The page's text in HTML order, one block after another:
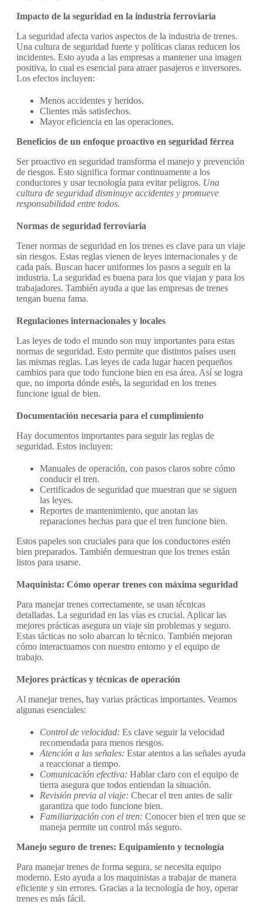
Impacto de la seguridad en la industria ferroviaria
La seguridad afecta varios aspectos de la industria de trenes.
Una cultura de seguridad fuerte y políticas claras reducen los
incidentes. Esto ayuda a las empresas a mantener una imagen
positiva, lo cual es esencial para atraer pasajeros e inversores.
Los efectos incluyen:
Menos accidentes y heridos.
Clientes más satisfechos.
Mayor eficiencia en las operaciones.
Beneficios de un enfoque proactivo en seguridad férrea
Ser proactivo en seguridad transforma el manejo y prevención
de riesgos. Esto significa formar continuamente a los
conductores y usar tecnología para evitar peligros. Una
cultura de seguridad disminuye accidentes y promueve
responsabilidad entre todos.
Normas de seguridad ferroviaria
Tener normas de seguridad en los trenes es clave para un viaje
sin riesgos. Estas reglas vienen de leyes internacionales y de
cada país. Buscan hacer uniformes los pasos a seguir en la
industria. La seguridad es buena para los que viajan y para los
trabajadores. También ayuda a que las empresas de trenes
tengan buena fama.
Regulaciones internacionales y locales
Las leyes de todo el mundo son muy importantes para estas
normas de seguridad. Esto permite que distintos países usen
las mismas reglas. Las leyes de cada lugar hacen pequeños
cambios para que todo funcione bien en esa área. Así se logra
que, no importa dónde estés, la seguridad en los trenes
funcione igual de bien.
Documentación necesaria para el cumplimiento
Hay documentos importantes para seguir las reglas de
seguridad. Estos incluyen:
Manuales de operación, con pasos claros sobre cómo
conducir el tren.
Certificados de seguridad que muestran que se siguen
las leyes.
Reportes de mantenimiento, que anotan las
reparaciones hechas para que el tren funcione bien.
Estos papeles son cruciales para que los conductores estén
bien preparados. También demuestran que los trenes están
listos para usarse.
Maquinista: Cómo operar trenes con máxima seguridad
Para manejar trenes correctamente, se usan técnicas
detalladas. La seguridad en las vías es crucial. Aplicar las
mejores prácticas asegura un viaje sin problemas y seguro.
Estas tácticas no solo abarcan lo técnico. También mejoran
cómo interactuamos con nuestro entorno y el equipo de
trabajo.
Mejores prácticas y técnicas de operación
Al manejar trenes, hay varias prácticas importantes. Veamos
algunas esenciales:
Control de velocidad: Es clave seguir la velocidad
recomendada para menos riesgos.
Atención a las señales: Estar atentos a las señales ayuda
a reaccionar a tiempo.
Comunicación efectiva: Hablar claro con el equipo de
tierra asegura que todos entiendan la situación.
Revisión previa al viaje: Checar el tren antes de salir
garantiza que todo funcione bien.
Familiarización con el tren: Conocer bien el tren que se
maneja permite un control más seguro.
Manejo seguro de trenes: Equipamiento y tecnología
Para manejar trenes de forma segura, se necesita equipo
moderno. Esto ayuda a los maquinistas a trabajar de manera
eficiente y sin errores. Gracias a la tecnología de hoy, operar
trenes es más fácil.